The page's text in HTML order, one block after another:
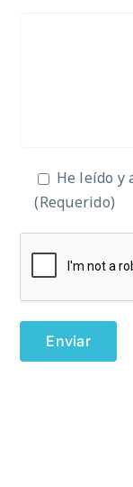
He leído y
(Requerido)